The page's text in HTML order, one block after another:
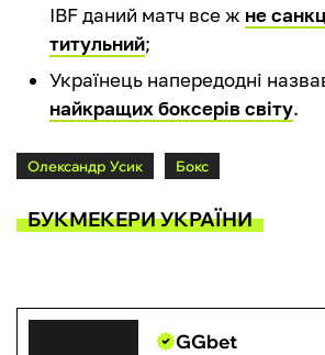
IBF даний матч все ж не
титульний;
Українець напередодні
найкращих боксерів світу.
Олександр Усик Бокс
БУКМЕКЕРИ УКРАЇНИ
GGbet